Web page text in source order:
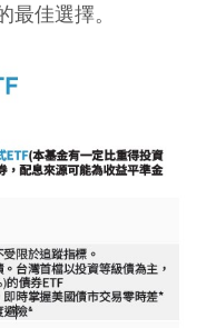
佳選擇。